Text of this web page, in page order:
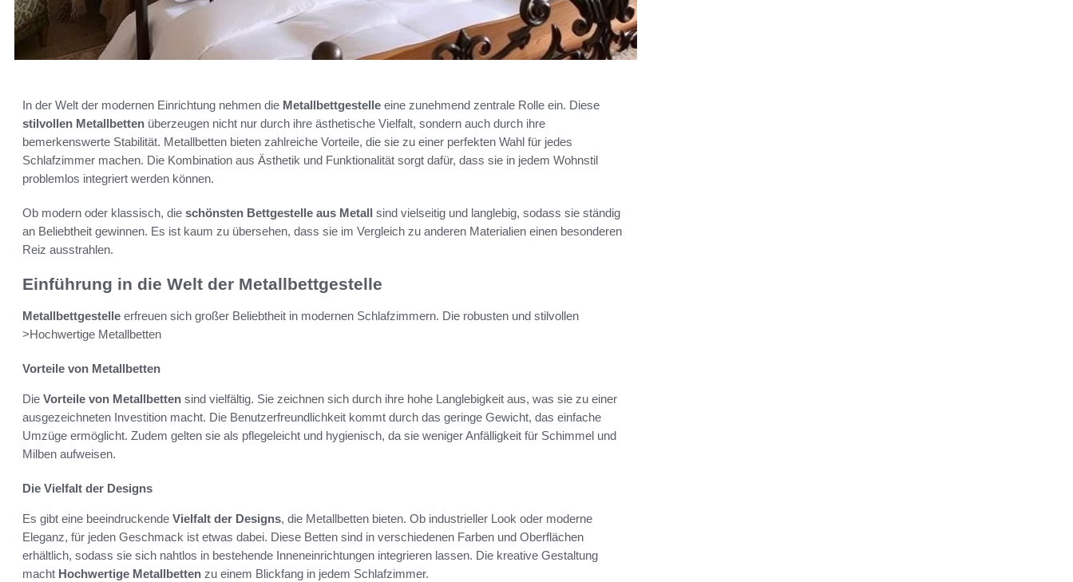
In der Welt der modernen Einrichtung nehmen die Metallbettgestelle eine zunehmend zentrale Rolle ein. Diese
stilvollen Metallbetten überzeugen nicht nur durch ihre ästhetische Vielfalt, sondern auch durch ihre
bemerkenswerte Stabilität. Metallbetten bieten zahlreiche Vorteile, die sie zu einer perfekten Wahl für jedes
Schlafzimmer machen. Die Kombination aus Ästhetik und Funktionalität sorgt dafür, dass sie in jedem Wohnstil
problemlos integriert werden können.
Ob modern oder klassisch, die schönsten Bettgestelle aus Metall sind vielseitig und langlebig, sodass sie ständig
an Beliebtheit gewinnen. Es ist kaum zu übersehen, dass sie im Vergleich zu anderen Materialien einen besonderen
Reiz ausstrahlen.
Einführung in die Welt der Metallbettgestelle
Metallbettgestelle erfreuen sich großer Beliebtheit in modernen Schlafzimmern. Die robusten und stilvollen
>Hochwertige Metallbetten
Vorteile von Metallbetten
Die Vorteile von Metallbetten sind vielfältig. Sie zeichnen sich durch ihre hohe Langlebigkeit aus, was sie zu einer
ausgezeichneten Investition macht. Die Benutzerfreundlichkeit kommt durch das geringe Gewicht, das einfache
Umzüge ermöglicht. Zudem gelten sie als pflegeleicht und hygienisch, da sie weniger Anfälligkeit für Schimmel und
Milben aufweisen.
Die Vielfalt der Designs
Es gibt eine beeindruckende Vielfalt der Designs, die Metallbetten bieten. Ob industrieller Look oder moderne
Eleganz, für jeden Geschmack ist etwas dabei. Diese Betten sind in verschiedenen Farben und Oberflächen
erhältlich, sodass sie sich nahtlos in bestehende Inneneinrichtungen integrieren lassen. Die kreative Gestaltung
macht Hochwertige Metallbetten zu einem Blickfang in jedem Schlafzimmer.